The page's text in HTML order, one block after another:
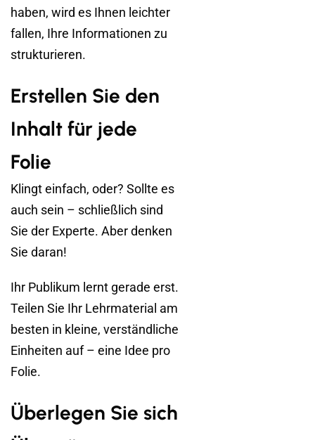
haben, wird es Ihnen leichter
fallen, Ihre Informationen zu
strukturieren.
Erstellen Sie den
Inhalt für jede
Folie
Klingt einfach, oder? Sollte es
auch sein – schließlich sind
Sie der Experte. Aber denken
Sie daran!
Ihr Publikum lernt gerade erst.
Teilen Sie Ihr Lehrmaterial am
besten in kleine, verständliche
Einheiten auf – eine Idee pro
Folie.
Überlegen Sie sich